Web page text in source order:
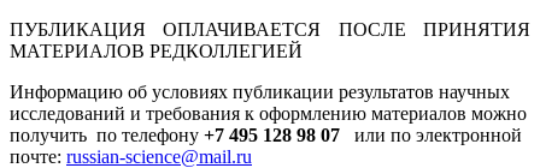
ПУБЛИКАЦИЯ ОПЛАЧИВАЕТСЯ ПОСЛЕ ПРИНЯТИЯ
МАТЕРИАЛОВ РЕДКОЛЛЕГИЕЙ
Информацию об условиях публикации результатов научных
исследований и требования к оформлению материалов можно
получить по телефону +7 495 128 98 07
или по электронной
почте: russian-science@mail.ru